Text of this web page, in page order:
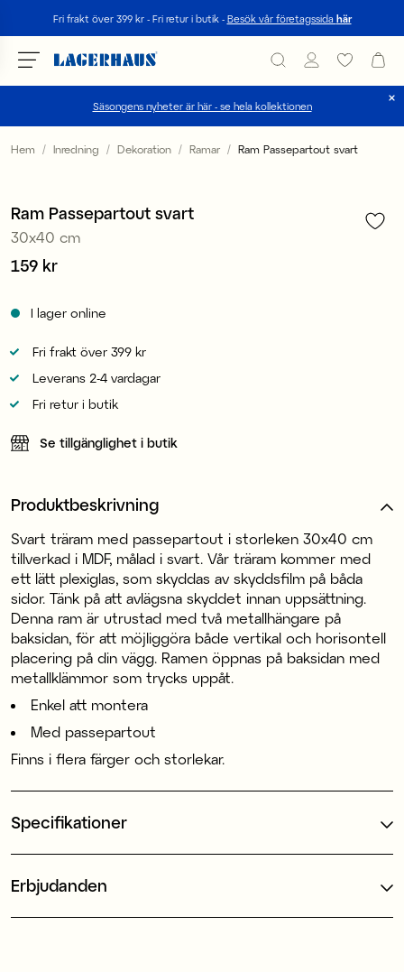
Fri frakt över 399 kr - Fri retur i butik - Besök vår företagssida här
Säsongens nyheter är här - se hela kollektionen
Välj språk / valuta
FI / EUR
Hem Inredning Dekoration Ramar Ram Passepartout svart
Ram Passepartout svart
30x40 cm
Pris :159 kr
159 kr
I lager online
Fri frakt över 399 kr
Leverans 2-4 vardagar
Fri retur i butik
Se tillgänglighet i butik
Produktbeskrivning
Svart träram med passepartout i storleken 30x40 cm
tillverkad i MDF, målad i svart. Vår träram kommer med
ett lätt plexiglas, som skyddas av skyddsfilm på båda
sidor. Tänk på att avlägsna skyddet innan uppsättning.
Denna ram är utrustad med två metallhängare på
baksidan, för att möjliggöra både vertikal och horisontell
placering på din vägg. Ramen öppnas på baksidan med
metallklämmor som trycks uppåt.
Enkel att montera
Med passepartout
Finns i flera färger och storlekar.
Specifikationer
Erbjudanden